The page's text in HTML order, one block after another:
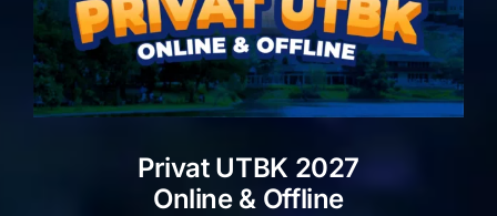
Privat UTBK 2027
Online & Offline